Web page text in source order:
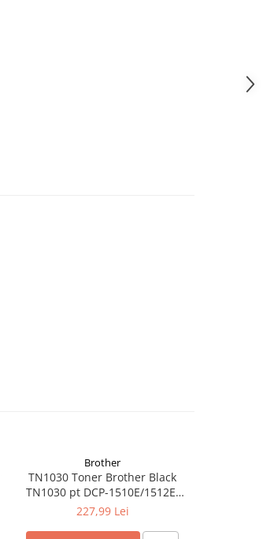
Brother
TN1030 Toner Brother Black
TN1030 pt DCP-1510E/1512E,
HL-1110E/1112E ,1K
227,99 Lei